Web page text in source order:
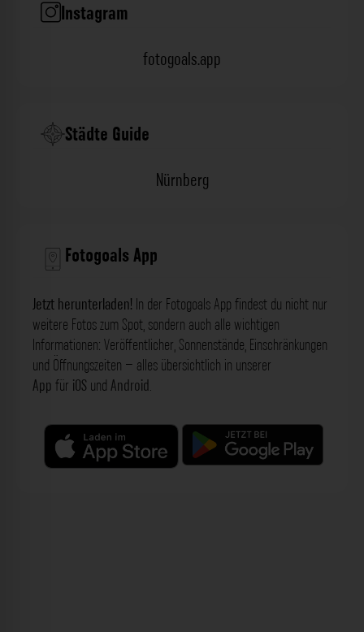
Instagram
fotogoals.app
Städte Guide
Nürnberg
Fotogoals App
Jetzt herunterladen! In der Fotogoals App findest du nicht nur
weitere Fotos zum Spot, sondern auch alle wichtigen
Informationen: Veröffentlicher, Sonnenstände, Einschränkungen
und Öffnungszeiten – alles übersichtlich in unserer
App für iOS und Android.